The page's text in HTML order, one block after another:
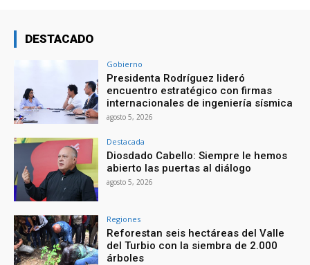
DESTACADO
Gobierno
Presidenta Rodríguez lideró
encuentro estratégico con firmas
internacionales de ingeniería sísmica
agosto 5, 2026
Destacada
Diosdado Cabello: Siempre le hemos
abierto las puertas al diálogo
agosto 5, 2026
Regiones
Reforestan seis hectáreas del Valle
del Turbio con la siembra de 2.000
árboles